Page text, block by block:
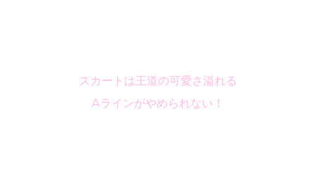
スカートは王道の可愛さ溢れる
Aラインがやめられない！